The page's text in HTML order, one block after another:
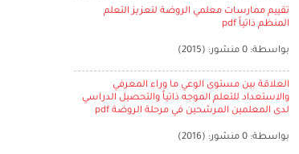
تقييم ممارسات معلمي الروضة لتعزيز التعلم
المنظم ذاتياً pdf
بواسطة: 0 منشور: (2015)
العلاقة بين مستوى الوعي ما وراء المعرفي
والاستعداد للتعلم الموجه ذاتياً والتحصيل الدراسي
لدى المعلمين المرشحين في مرحلة الروضة pdf
بواسطة: 0 منشور: (2016)